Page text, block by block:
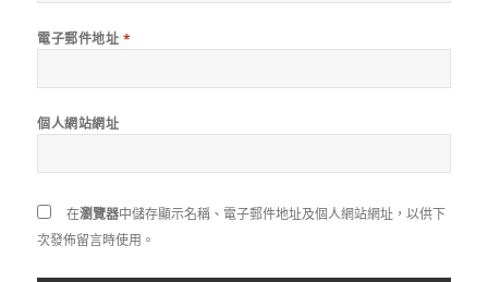
電子郵件地址 *
個人網站網址
在瀏覽器中儲存顯示名稱、電子郵件地址及個人網站網址，以供下
次發佈留言時使用。